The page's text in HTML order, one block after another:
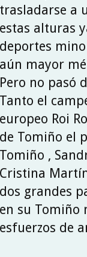
trasladarse a
estas alturas
deportes
aún mayor
Pero no pasó
Tanto el
europeo Roi
de Tomiño el
Tomiño ,
Cristina
dos grandes
en su Tomiño
esfuerzos de